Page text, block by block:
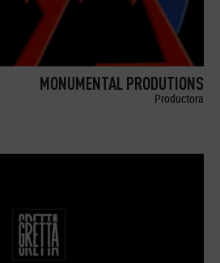
MONUMENTAL PRODUTIONS
Productora